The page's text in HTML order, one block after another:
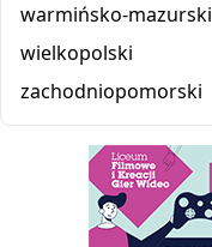
warmińsko-mazurski
wielkopolski
zachodniopomorski